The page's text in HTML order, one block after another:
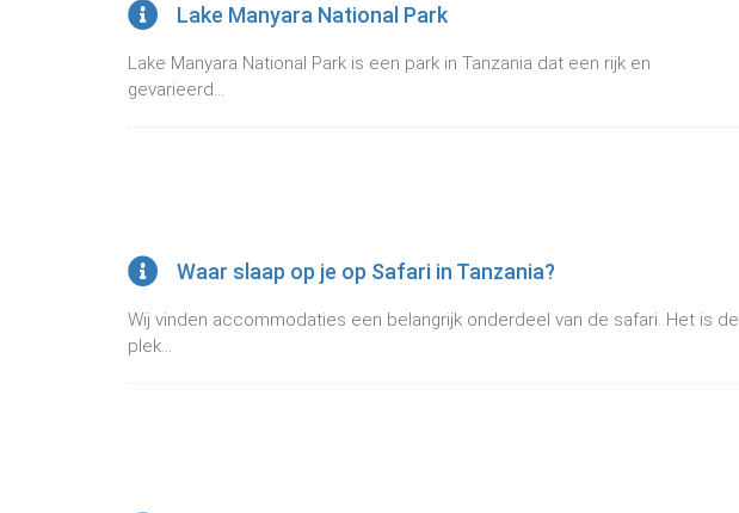
Lake Manyara National Park
Lake Manyara National Park is een park in Tanzania dat een rijk en
gevarieerd...
Waar slaap op je op Safari in Tanzania?
Wij vinden accommodaties een belangrijk onderdeel van de safari. Het is de
plek...